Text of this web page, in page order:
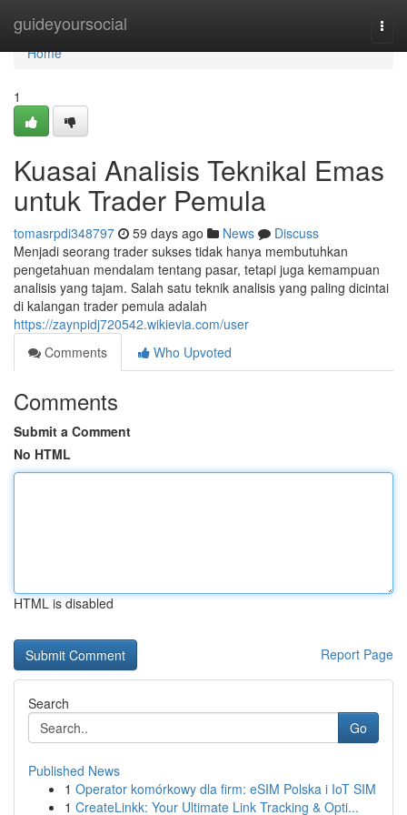
guideyoursocial
Home
Home
1
Kuasai Analisis Teknikal Emas
untuk Trader Pemula
tomasrpdi348797 59 days ago News
Discuss
Menjadi seorang trader sukses tidak hanya membutuhkan
pengetahuan mendalam tentang pasar, tetapi juga kemampuan
analisis yang tajam. Salah satu teknik analisis yang paling dicintai
di kalangan trader pemula adalah
https://zaynpidj720542.wikievia.com/user
Comments
Who Upvoted
Comments
Submit a Comment
No HTML
HTML is disabled
Report Page
Search
Go
Published News
1 Operator komórkowy dla firm: eSIM Polska i IoT SIM
1 CreateLinkk: Your Ultimate Link Tracking & Opti...